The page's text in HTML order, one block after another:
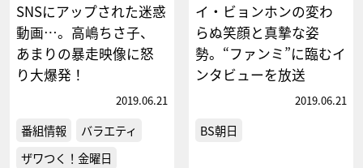
SNSにアップされた迷惑
動画…。高嶋ちさ子、
あまりの暴走映像に怒
り大爆発！
2019.06.21
番組情報
バラエティ
ザワつく！金曜日
イ・ビョンホンの変わ
らぬ笑顔と真摯な姿
勢。“ファンミ”に臨むイ
ンタビューを放送
2019.06.21
BS朝日